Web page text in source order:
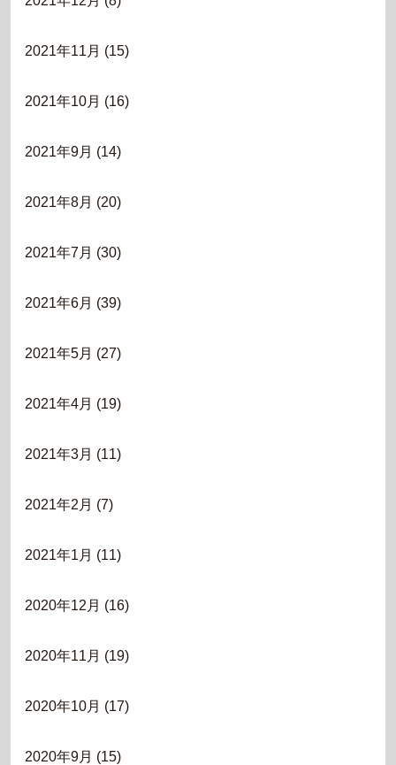
2021年11月 (15)
2021年10月 (16)
2021年9月 (14)
2021年8月 (20)
2021年7月 (30)
2021年6月 (39)
2021年5月 (27)
2021年4月 (19)
2021年3月 (11)
2021年2月 (7)
2021年1月 (11)
2020年12月 (16)
2020年11月 (19)
2020年10月 (17)
2020年9月 (15)